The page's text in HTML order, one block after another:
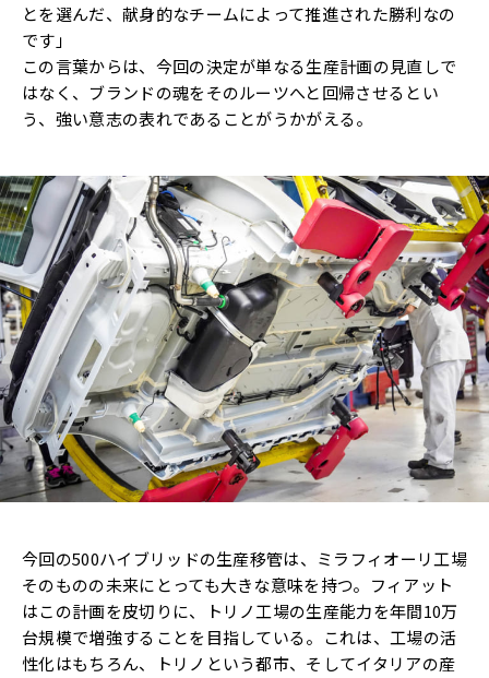
とを選んだ、献身的なチームによって推進された勝利なの
です」
この言葉からは、今回の決定が単なる生産計画の見直しで
はなく、ブランドの魂をそのルーツへと回帰させるとい
う、強い意志の表れであることがうかがえる。
今回の500ハイブリッドの生産移管は、ミラフィオーリ工場
そのものの未来にとっても大きな意味を持つ。フィアット
はこの計画を皮切りに、トリノ工場の生産能力を年間10万
台規模で増強することを目指している。これは、工場の活
性化はもちろん、トリノという都市、そしてイタリアの産